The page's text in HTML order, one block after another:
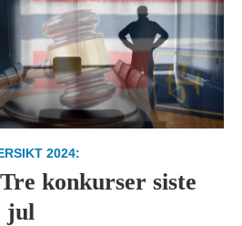
2024:
konkurser siste
jul